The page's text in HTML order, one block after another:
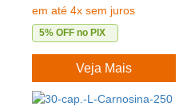
em até 4x sem juros
5% OFF no PIX
Veja Mais